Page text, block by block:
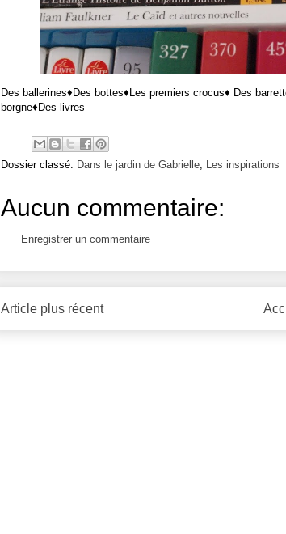
Des ballerines♦Des bottes♦Les premiers crocus♦ Des
borgne♦Des livres
Dossier classé: Dans le jardin de Gabrielle Les inspirations
Aucun commentaire:
Enregistrer un commentaire
Article plus récent